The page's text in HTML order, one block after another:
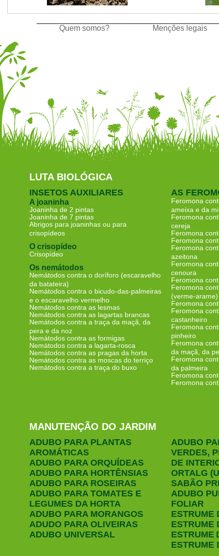
Quem somos? Menções legais
LUTA BIOLÓGICA
INSETOS AUXILIARES
A joaninha
Joaninha de 2 pintas
Joaninha de 7 pintas
Abrigos para joaninhas ou para
crisopídeos
O crisopídeo
Crisopídeo
Os nemátodos
Nemátodos contra o doríforo (escaravelho
da batateira)
Nemátodos contra o bicudo-das-palmeiras
e o escaravelho vermelho
Nemátodos contra as lesmas
Nemátodos contra as lagartas brancas
Nemátodos contra a traça da maçã, da
pera e da noz
Nemátodos contra as formigas
Nemátodos contra a lagarta-rosca
Nemátodos contra as pragas da horta
Nemátodos contra as moscas do terriço
Nemátodos contra a traça do buxo
AS
Feromona
ameixa e da
Feromona
cereja
Feromona
Feromona
Feromona
azeitona
Feromona
cenoura
Feromona
Feromona
(verme-arame)
Feromona
Feromona
castanheiro
Feromona
pinheiro
Feromona
da maçã, da
Feromona
da palmeira
Feromona
Feromona
MANUTENÇÃO DO JARDIM
ADUBO PARA PLANTAS
AROMÁTICAS
ADUBO PARA ORQUÍDEAS
ADUBO PARA HORTÊNSIAS
ADUBO PARA ROSEIRAS
ADUBO PARA TOMATES E
LEGUMES DA HORTA
ADUBO PARA MORANGOS
ADUDO PARA OLIVEIRAS
ADUBO UNIVERSAL
ADUBO
VERDES,
DE
ORTALG
SABÃO
ADUBO
FOLIAR
ESTRUME
ESTRUME
ESTRUME
ESTRUME